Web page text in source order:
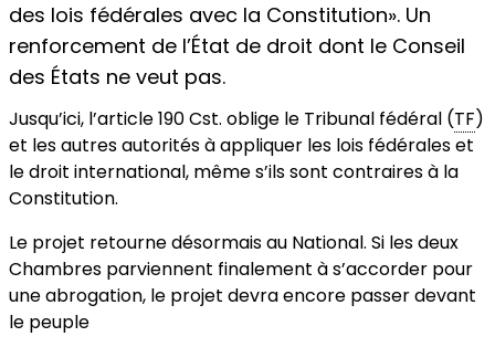
des lois fédérales avec la Constitution». Un
renforcement de l’État de droit dont le Conseil
des États ne veut pas.
Jusqu’ici, l’article 190 Cst. oblige le Tribunal fédéral (TF)
et les autres autorités à appliquer les lois fédérales et
le droit international, même s’ils sont contraires à la
Constitution.
Le projet retourne désormais au National. Si les deux
Chambres parviennent finalement à s’accorder pour
une abrogation, le projet devra encore passer devant
le peuple